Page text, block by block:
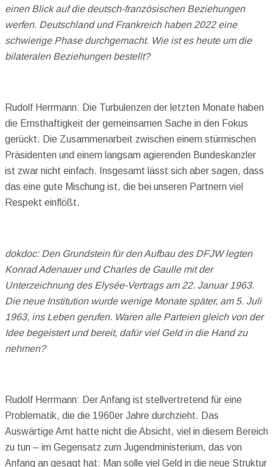
einen Blick auf die deutsch-französischen Beziehungen
werfen. Deutschland und Frankreich haben 2022 eine
schwierige Phase durchgemacht. Wie ist es heute um die
bilateralen Beziehungen bestellt?
Rudolf Herrmann: Die Turbulenzen der letzten Monate haben
die Ernsthaftigkeit der gemeinsamen Sache in den Fokus
gerückt. Die Zusammenarbeit zwischen einem stürmischen
Präsidenten und einem langsam agierenden Bundeskanzler
ist zwar nicht einfach. Insgesamt lässt sich aber sagen, dass
das eine gute Mischung ist, die bei unseren Partnern viel
Respekt einflößt.
dokdoc: Den Grundstein für den Aufbau des DFJW legten
Konrad Adenauer und Charles de Gaulle mit der
Unterzeichnung des Elysée-Vertrags am 22. Januar 1963.
Die neue Institution wurde wenige Monate später, am 5. Juli
1963, ins Leben gerufen. Waren alle Parteien gleich von der
Idee begeistert und bereit, dafür viel Geld in die Hand zu
nehmen?
Rudolf Herrmann: Der Anfang ist stellvertretend für eine
Problematik, die die 1960er Jahre durchzieht. Das
Auswärtige Amt hatte nicht die Absicht, viel in diesem Bereich
zu tun – im Gegensatz zum Jugendministerium, das von
Anfang an gesagt hat: Man solle viel Geld in die neue Struktur